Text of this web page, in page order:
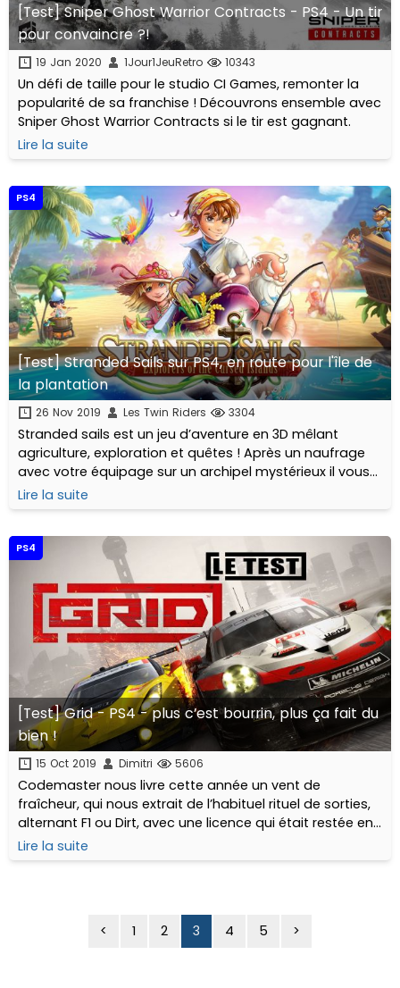
[Test] Sniper Ghost Warrior Contracts - PS4 - Un tir
pour convaincre ?!
19 Jan 2020 1Jour1JeuRetro 10343
Un défi de taille pour le studio CI Games, remonter la
popularité de sa franchise ! Découvrons ensemble avec
Sniper Ghost Warrior Contracts si le tir est gagnant.
Lire la suite
PS4
[Test] Stranded Sails sur PS4, en route pour l'île de
la plantation
26 Nov 2019 Les Twin Riders 3304
Stranded sails est un jeu d’aventure en 3D mêlant
agriculture, exploration et quêtes ! Après un naufrage
avec votre équipage sur un archipel mystérieux il vous
faudra relever de nombreux défis pour pouvoir vous en
évader...
Lire la suite
PS4
[Test] Grid - PS4 - plus c’est bourrin, plus ça fait du
bien !
15 Oct 2019 Dimitri 5606
Codemaster nous livre cette année un vent de
fraîcheur, qui nous extrait de l’habituel rituel de sorties,
alternant F1 ou Dirt, avec une licence qui était restée en
sommeil depuis quelques années : Grid.
Lire la suite
< 1 2 3 4 5 >